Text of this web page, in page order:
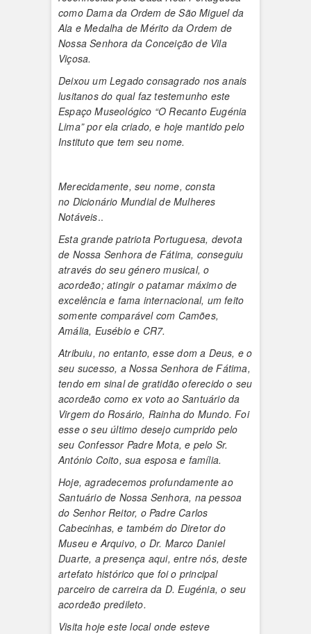
como Dama da Ordem de São Miguel da
Ala e Medalha de Mérito da Ordem de
Nossa Senhora da Conceição de Vila
Viçosa.
Deixou um Legado consagrado nos anais
lusitanos do qual faz testemunho este
Espaço Museológico “O Recanto Eugénia
Lima” por ela criado, e hoje mantido pelo
Instituto que tem seu nome.
Merecidamente, seu nome, consta
no Dicionário Mundial de Mulheres
Notáveis..
Esta grande patriota Portuguesa, devota
de Nossa Senhora de Fátima, conseguiu
através do seu género musical, o
acordeão; atingir o patamar máximo de
excelência e fama internacional, um feito
somente comparável com Camões,
Amália, Eusébio e CR7.
Atribuiu, no entanto, esse dom a Deus, e o
seu sucesso, a Nossa Senhora de Fátima,
tendo em sinal de gratidão oferecido o seu
acordeão como ex voto ao Santuário da
Virgem do Rosário, Rainha do Mundo. Foi
esse o seu último desejo cumprido pelo
seu Confessor Padre Mota, e pelo Sr.
António Coito, sua esposa e família.
Hoje, agradecemos profundamente ao
Santuário de Nossa Senhora, na pessoa
do Senhor Reitor, o Padre Carlos
Cabecinhas, e também do Diretor do
Museu e Arquivo, o Dr. Marco Daniel
Duarte, a presença aqui, entre nós, deste
artefato histórico que foi o principal
parceiro de carreira da D. Eugénia, o seu
acordeão predileto.
Visita hoje este local onde esteve